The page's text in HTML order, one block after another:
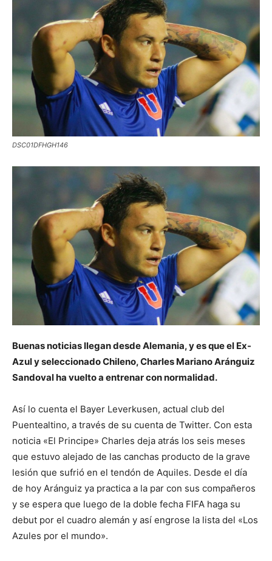
DSC01DFHGH146
Buenas noticias llegan desde Alemania, y es que el Ex-
Azul y seleccionado Chileno, Charles Mariano Aránguiz
Sandoval ha vuelto a entrenar con normalidad.
Así lo cuenta el Bayer Leverkusen, actual club del
Puentealtino, a través de su cuenta de Twitter. Con esta
noticia «El Principe» Charles deja atrás los seis meses
que estuvo alejado de las canchas producto de la grave
lesión que sufrió en el tendón de Aquiles. Desde el día
de hoy Aránguiz ya practica a la par con sus compañeros
y se espera que luego de la doble fecha FIFA haga su
debut por el cuadro alemán y así engrose la lista del «Los
Azules por el mundo».